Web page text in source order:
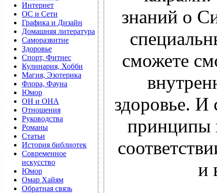
Интернет
ОС и Сети
Графика и Дизайн
Домашняя литература
Саморазвитие
Здоровье
Спорт, Фитнес
Кулинария, Хобби
Магия, Эзотерика
Флора, Фауна
Юмор
ОН и ОНА
Отношения
Руководства
Романы
Статьи
История библиотек
Современное
искусство
Юмор
Омар Хайям
Обратная связь
знаний о
сможете
здоровье. И
принципы
и